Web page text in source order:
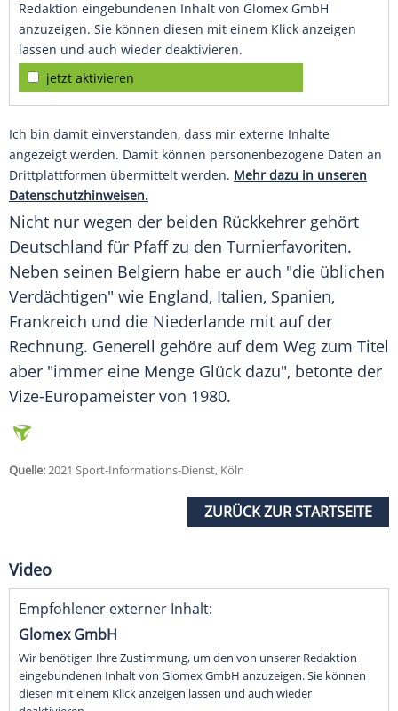
Redaktion eingebundenen Inhalt von Glomex GmbH
anzuzeigen. Sie können diesen mit einem Klick anzeigen
lassen und auch wieder deaktivieren.
jetzt aktivieren
Ich bin damit einverstanden, dass mir externe Inhalte
angezeigt werden. Damit können personenbezogene Daten an
Drittplattformen übermittelt werden. Mehr dazu in unseren
Datenschutzhinweisen.
Nicht nur wegen der beiden Rückkehrer gehört
Deutschland für Pfaffzu den Turnierfavoriten.
Neben seinen Belgiern habe er auch "die üblichen
Verdächtigen" wie England, Italien, Spanien,
Frankreich und die Niederlande mit auf der
Rechnung. Generell gehöre auf dem Weg zum Titel
aber "immer eine Menge Glück dazu", betonte der
Vize-Europameister von 1980.
Quelle:2021 Sport-Informations-Dienst, Köln
ZURÜCK ZUR STARTSEITE
Video
Empfohlener externer Inhalt:
Glomex GmbH
Wir benötigen Ihre Zustimmung, um den von unserer Redaktion
eingebundenen Inhalt von Glomex GmbH anzuzeigen. Sie können
diesen mit einem Klick anzeigen lassen und auch wieder